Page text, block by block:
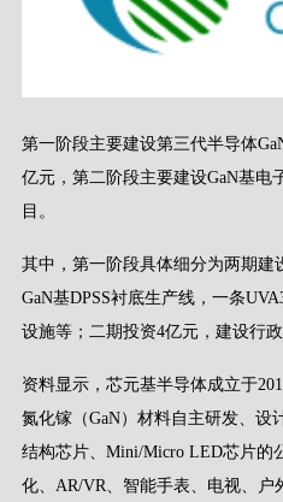
第一阶段主要建设第三代半导体
亿元，第二阶段主要建设GaN基电
目。
其中，第一阶段具体细分为两期建
GaN基DPSS衬底生产线，一条
设施等；二期投资4亿元，建设行
资料显示，芯元基半导体成立于
氮化镓（GaN）材料自主研发、设
结构芯片、Mini/Micro LED芯片的
化、AR/VR、智能手表、电视、户